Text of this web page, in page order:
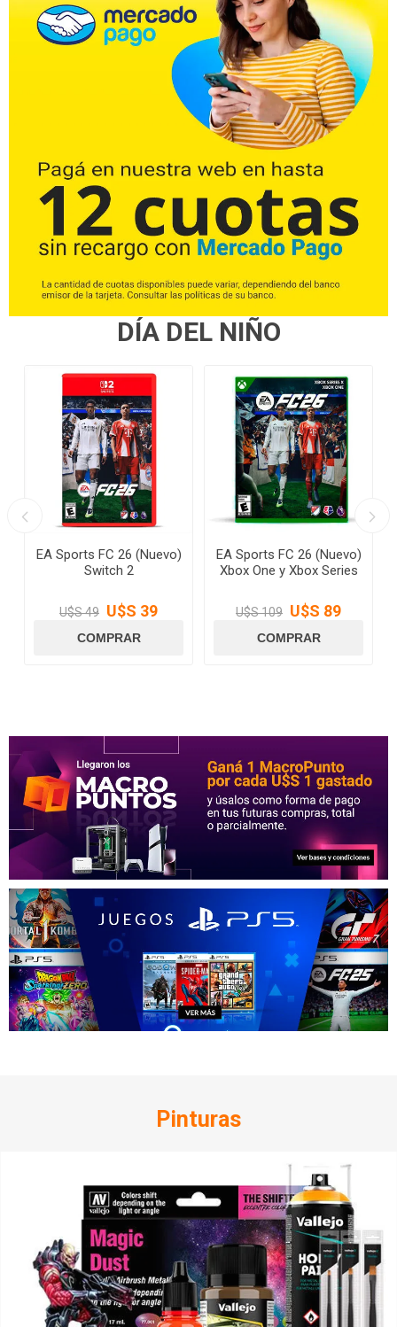
DÍA DEL NIÑO
EA Sports FC 26 (Nuevo)
Switch 2
U$S 49 U$S 39
EA Sports FC 26 (Nuevo)
Xbox One y Xbox Series
U$S 109 U$S 89
Pinturas